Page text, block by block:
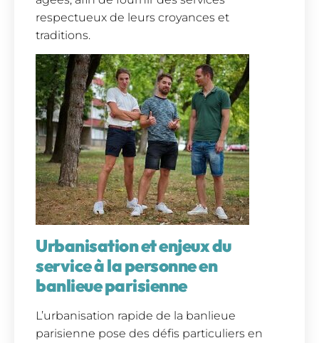
respectueux de leurs croyances et
traditions.
Urbanisation et enjeux du
service à la personne en
banlieue parisienne
L’urbanisation rapide de la banlieue
parisienne pose des défis particuliers en